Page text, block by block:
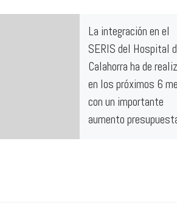
La integración en el
SERIS del Hospital
Calahorra ha de
en los próximos 6
con un importante
aumento